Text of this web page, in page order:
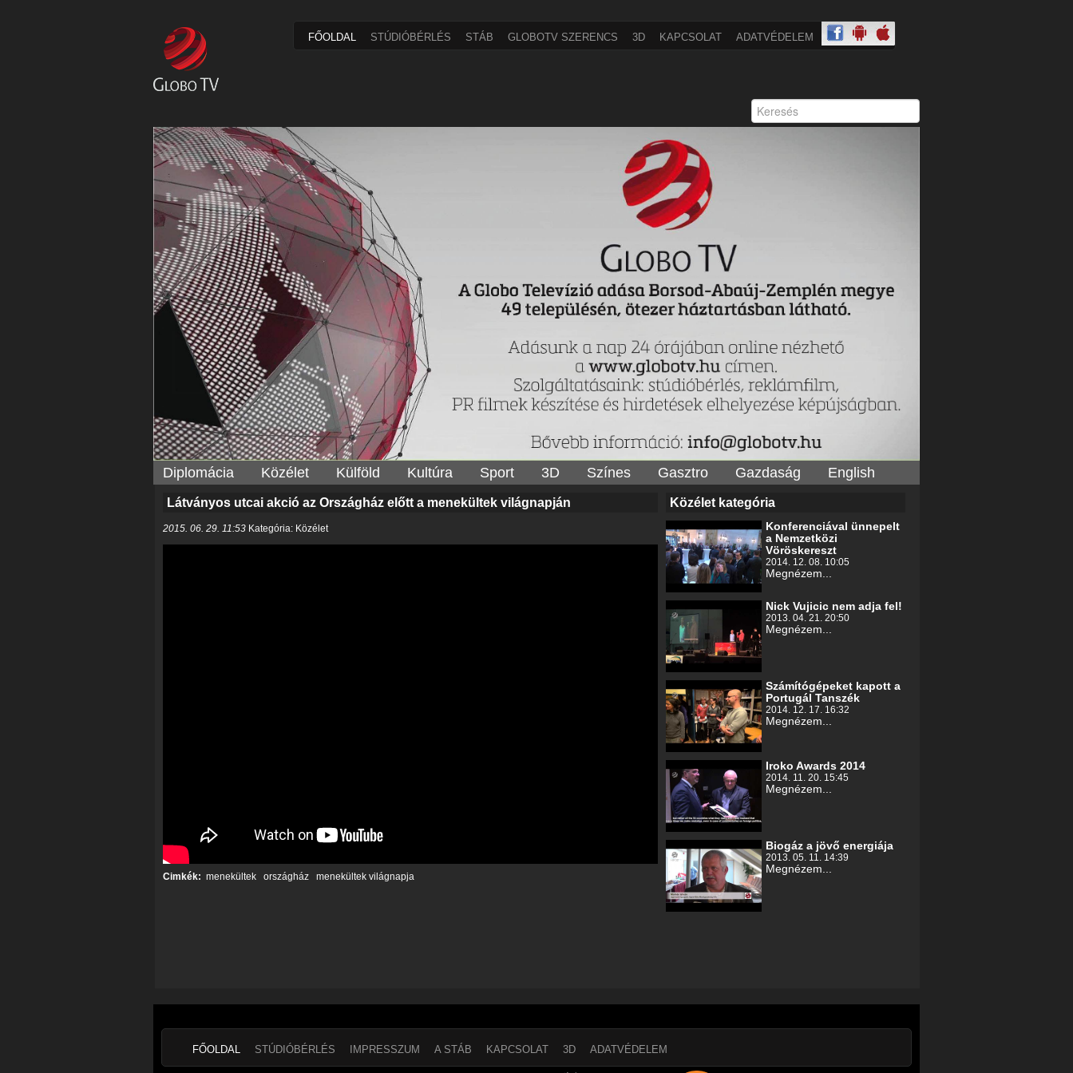
FŐOLDAL STÚDIÓBÉRLÉS STÁB GLOBOTV SZERENCS 3D KAPCSOLAT ADATVÉDELEM
Diplomácia Közélet Külföld Kultúra Sport 3D Színes Gasztro Gazdaság English
Látványos utcai akció az Országház előtt a menekültek világnapján
2015. 06. 29. 11:53 Kategória: Közélet
Cimkék: menekültek országház menekültek világnapja
Közélet kategória
Konferenciával ünnepelt
a Nemzetközi
Vöröskereszt
2014. 12. 08. 10:05
Megnézem...
Nick Vujicic nem adja fel!
2013. 04. 21. 20:50
Megnézem...
Számítógépeket kapott a
Portugál Tanszék
2014. 12. 17. 16:32
Megnézem...
Iroko Awards 2014
2014. 11. 20. 15:45
Megnézem...
Biogáz a jövő energiája
2013. 05. 11. 14:39
Megnézem...
FŐOLDAL STÚDIÓBÉRLÉS IMPRESSZUM A STÁB KAPCSOLAT 3D ADATVÉDELEM